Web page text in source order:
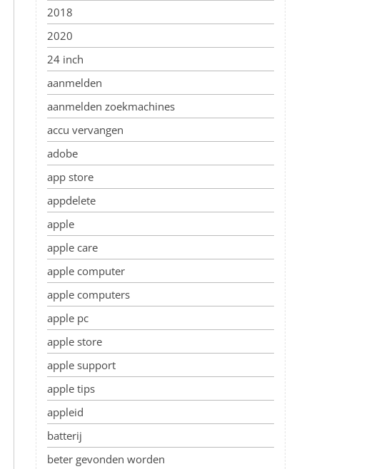
2018
2020
24 inch
aanmelden
aanmelden zoekmachines
accu vervangen
adobe
app store
appdelete
apple
apple care
apple computer
apple computers
apple pc
apple store
apple support
apple tips
appleid
batterij
beter gevonden worden